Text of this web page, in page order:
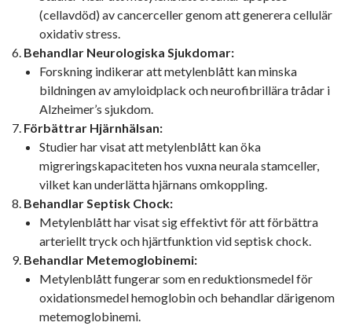
(cellavdöd) av cancerceller genom att generera cellulär
oxidativ stress.
Behandlar Neurologiska Sjukdomar:
Forskning indikerar att metylenblått kan minska
bildningen av amyloidplack och neurofibrillära trådar i
Alzheimer’s sjukdom.
Förbättrar Hjärnhälsan:
Studier har visat att metylenblått kan öka
migreringskapaciteten hos vuxna neurala stamceller,
vilket kan underlätta hjärnans omkoppling.
Behandlar Septisk Chock:
Metylenblått har visat sig effektivt för att förbättra
arteriellt tryck och hjärtfunktion vid septisk chock.
Behandlar Metemoglobinemi:
Metylenblått fungerar som en reduktionsmedel för
oxidationsmedel hemoglobin och behandlar därigenom
metemoglobinemi.